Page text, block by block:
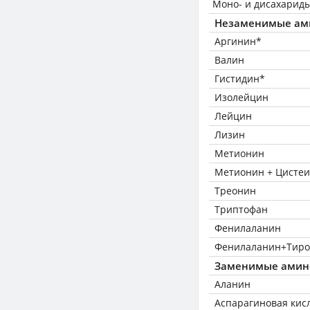
Моно- и
Незаменимые
Аргинин*
Валин
Гистидин*
Изолейцин
Лейцин
Лизин
Метионин
Метионин +
Треонин
Триптофан
Фенилаланин
Заменимые
Аланин
Аспарагиновая